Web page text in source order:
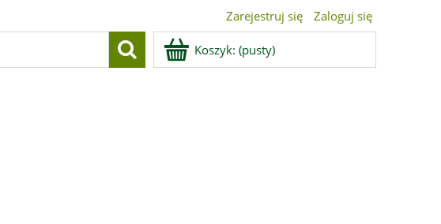
Zarejestruj się Zaloguj się
Koszyk: (pusty)